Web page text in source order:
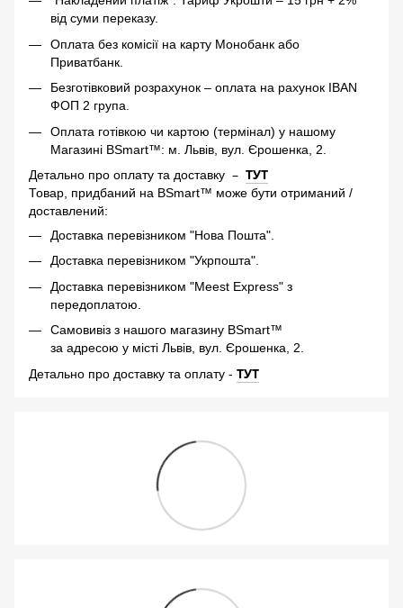
від суми переказу.
Оплата без комісії на карту Монобанк або
Приватбанк.
Безготівковий розрахунок – оплата на рахунок IBAN
ФОП 2 група.
Оплата готівкою чи картою (термінал) у нашому
Магазині BSmart™: м. Львів, вул. Єрошенка, 2.
Детально про оплату та доставку – ТУТ
Товар, придбаний на BSmart™ може бути отриманий /
доставлений:
Доставка перевізником "Нова Пошта".
Доставка перевізником "Укрпошта".
Доставка перевізником "Meest Express" з
передоплатою.
Самовивіз з нашого магазину BSmart™
за адресою у місті Львів, вул. Єрошенка, 2.
Детально про доставку та оплату - ТУТ